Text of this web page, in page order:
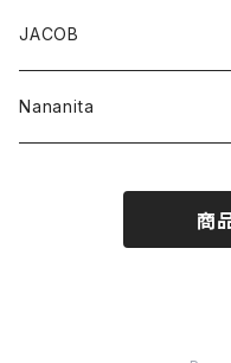
JACOB
Nananita
商